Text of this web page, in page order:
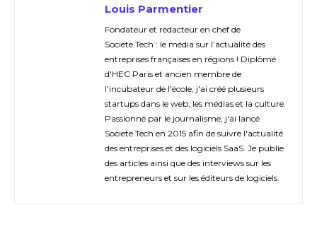
Louis Parmentier
Fondateur et rédacteur en chef de
Societe.Tech : le média sur l’actualité des
entreprises françaises en régions ! Diplômé
d'HEC Paris et ancien membre de
l'incubateur de l'école, j'ai créé plusieurs
startups dans le web, les médias et la culture.
Passionné par le journalisme, j'ai lancé
Societe.Tech en 2015 afin de suivre l'actualité
des entreprises et des logiciels SaaS. Je publie
des articles ainsi que des interviews sur les
entrepreneurs et sur les éditeurs de logiciels.